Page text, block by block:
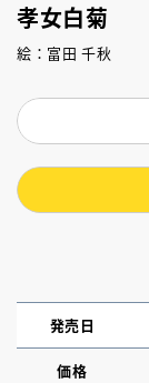
孝女白菊
絵：富田 千秋
発売日
価格